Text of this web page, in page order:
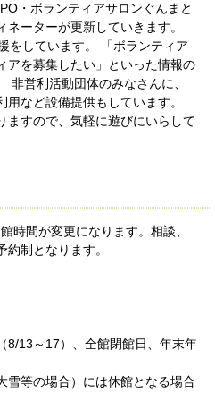
・ボランティアサロンぐんまと
ーターが更新していきます。
をしています。 「ボランティア
アを募集したい」といった情報の
非営利活動団体のみなさんに、
など設備提供もしています。
ますので、気軽に遊びにいらして
時間が変更になります。相談、
制となります。
8/13～17）、全館閉館日、年末年
雪等の場合）には休館となる場合